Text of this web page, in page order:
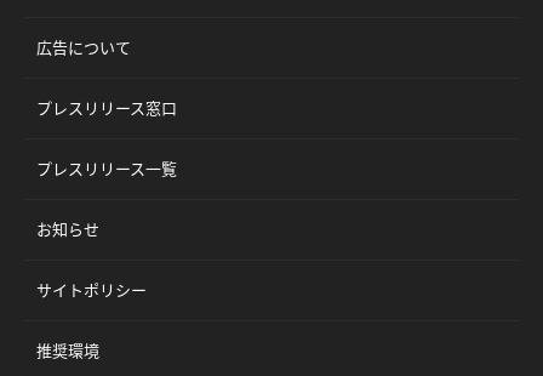
広告について
プレスリリース窓口
プレスリリース一覧
お知らせ
サイトポリシー
推奨環境